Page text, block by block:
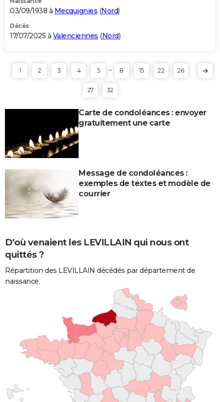
03/09/1938 à Mecquignies (Nord)
Décès
17/07/2025 à Valenciennes (Nord)
1 2 3 4 5 ... 8 15 22 26
27 32
Carte de condoléances : envoyer
gratuitement une carte
Message de condoléances :
exemples de textes et modèle de
courrier
D'où venaient les LEVILLAIN qui nous ont
quittés ?
Répartition des LEVILLAIN décédés par département de
naissance.